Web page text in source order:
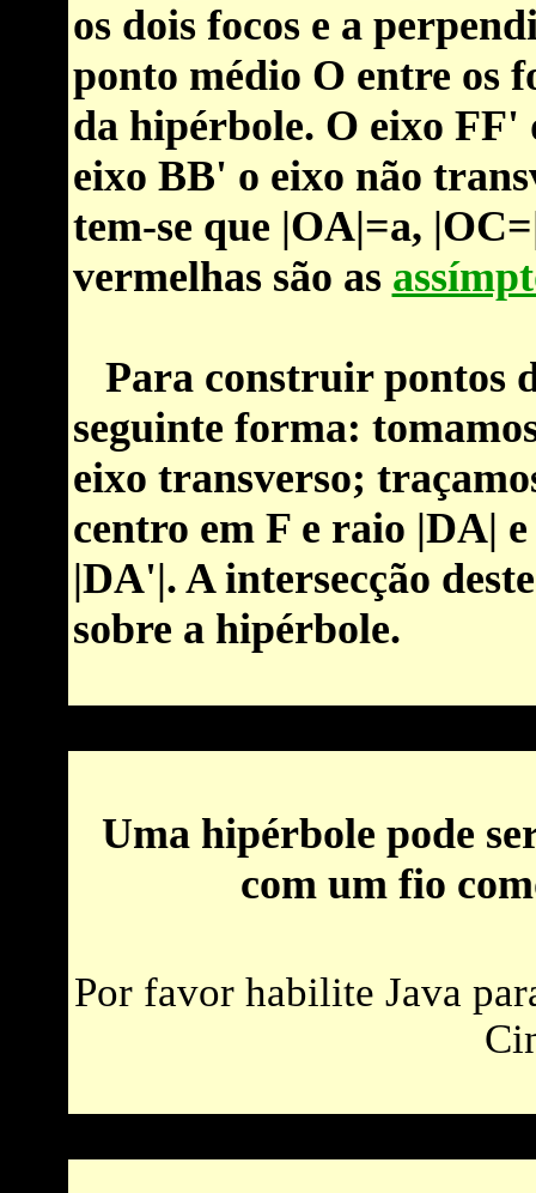
os dois focos e a
ponto médio O entre os
da hipérbole. O eixo FF'
eixo BB' o eixo não
tem-se que |OA|=a,
vermelhas são as
Para construir pontos
seguinte forma:
eixo transverso;
centro em F e raio |DA|
|DA'|. A intersecção
sobre a hipérbole.
Uma hipérbole pode
com um fio
Por favor habilite Java